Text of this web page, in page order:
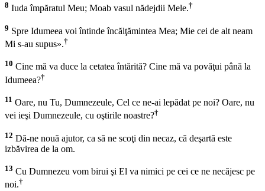
8 Iuda împăratul Meu; Moab vasul nădejdii Mele.†
9 Spre Idumeea voi întinde încălţămintea Mea; Mie cei de alt neam
Mi s-au supus».†
10 Cine mă va duce la cetatea întărită? Cine mă va povăţui până la
Idumeea?†
11 Oare, nu Tu, Dumnezeule, Cel ce ne-ai lepădat pe noi? Oare, nu
vei ieşi Dumnezeule, cu oştirile noastre?†
12 Dă-ne nouă ajutor, ca să ne scoţi din necaz, că deşartă este
izbăvirea de la om.
13 Cu Dumnezeu vom birui şi El va nimici pe cei ce ne necăjesc pe
noi.†